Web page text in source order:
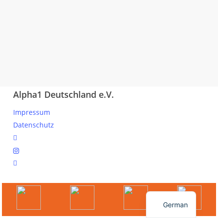
Alpha1 Deutschland e.V.
Impressum
Datenschutz
linkedin
instagram
spotify
© 2026 Ihr Online Portal für Mitglieder und Interessierte.
German
English